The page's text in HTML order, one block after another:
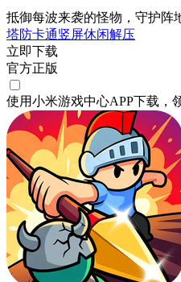
抵御每波来袭的怪物，守护阵
塔防卡通竖屏休闲解压
立即下载
官方正版
使用小米游戏中心APP下载 ，